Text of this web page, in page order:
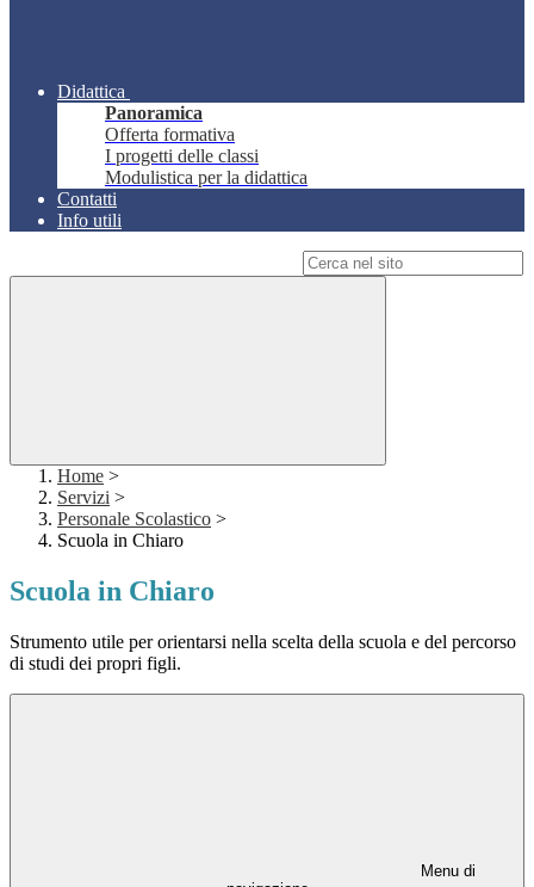
Didattica
Panoramica
Offerta formativa
I progetti delle classi
Modulistica per la didattica
Contatti
Info utili
Home >
Servizi >
Personale Scolastico >
Scuola in Chiaro
Scuola in Chiaro
Strumento utile per orientarsi nella scelta della scuola e del percorso
di studi dei propri figli.
Menu di